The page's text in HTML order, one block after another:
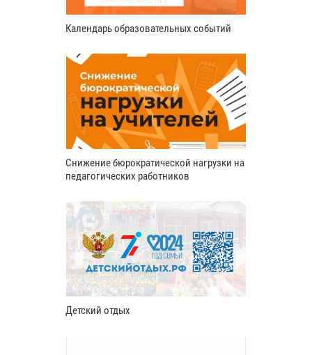
Календарь образовательных событий
Снижение бюрократической нагрузки на
педагогических работников
Детский отдых